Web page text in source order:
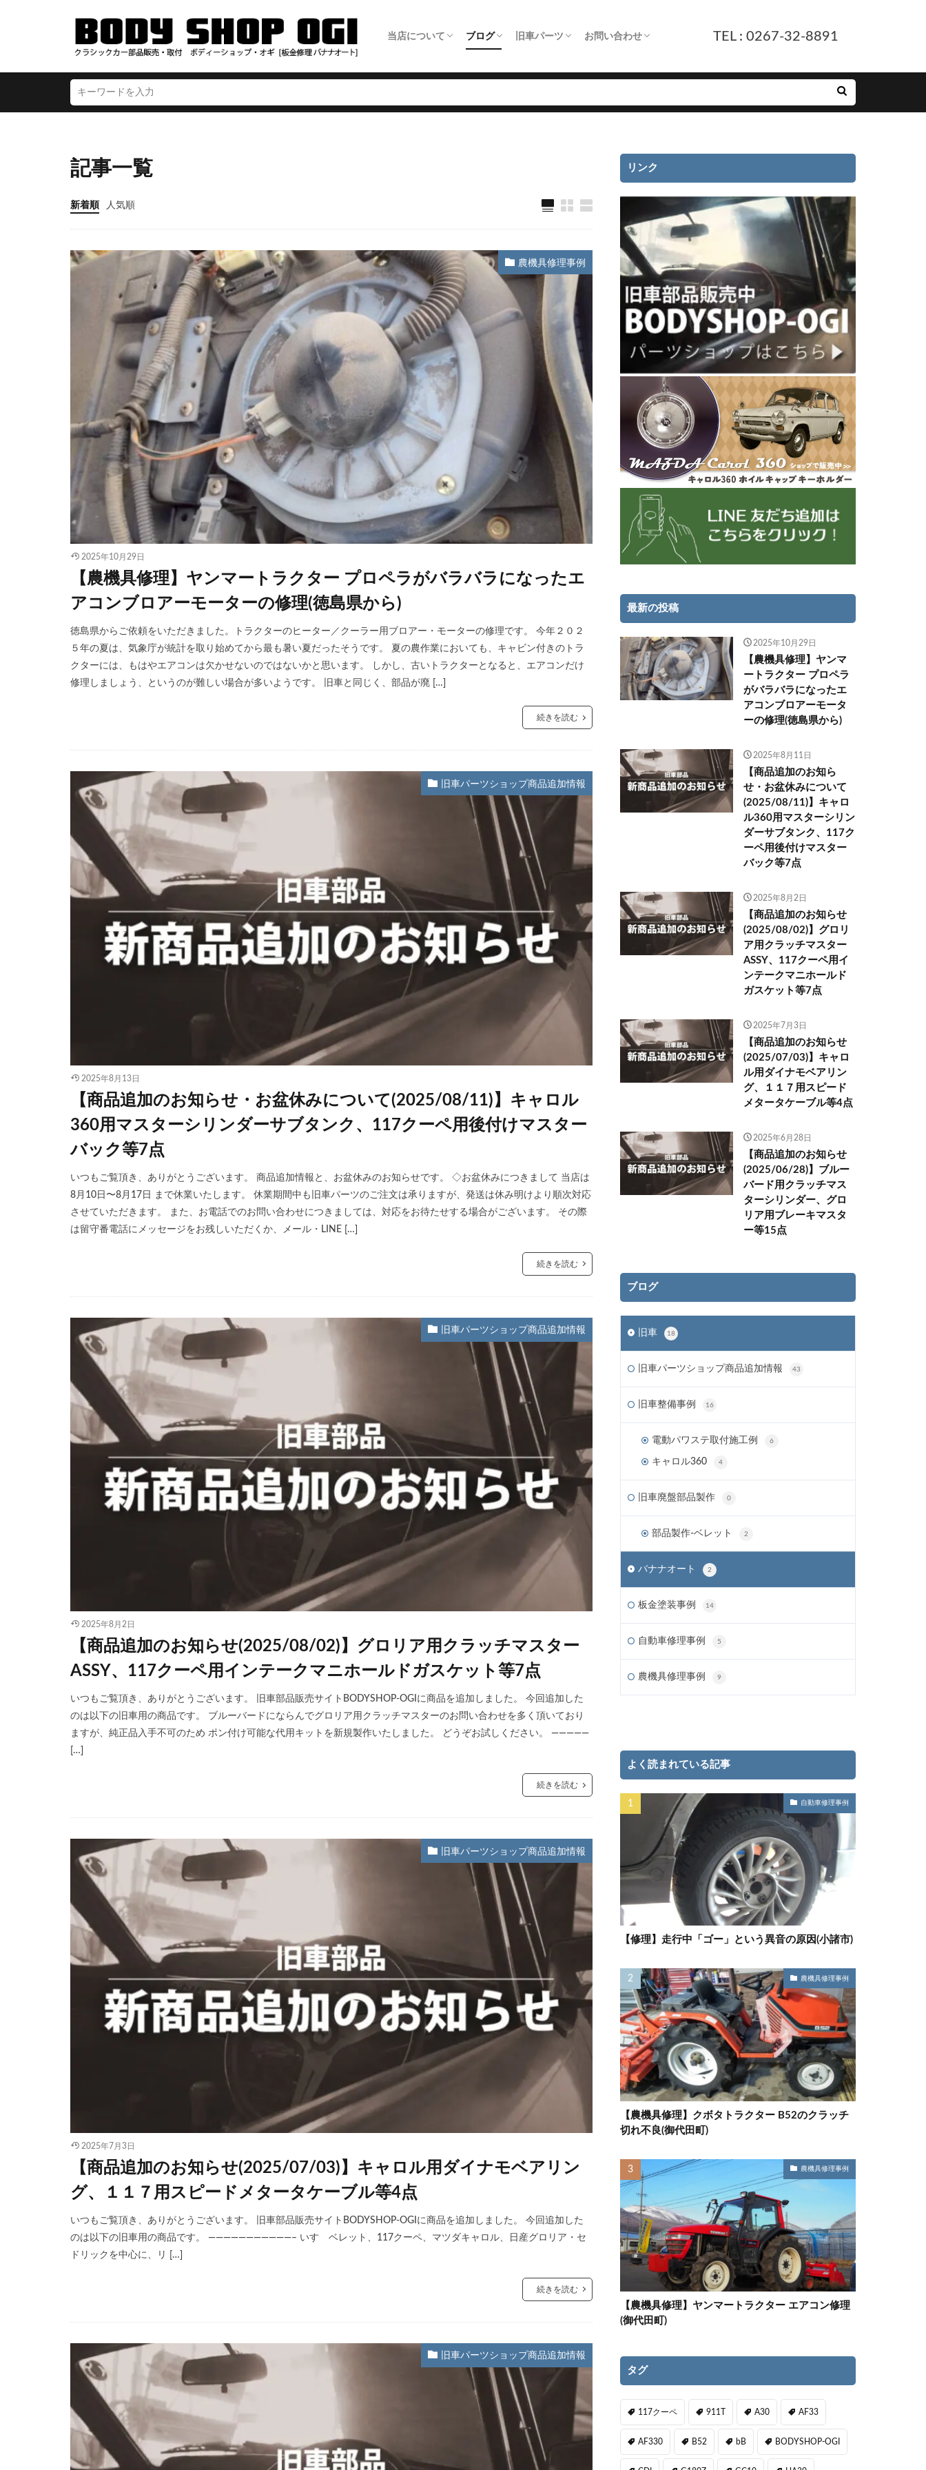
当店について ブログ 旧車パーツ お問い合わせ TEL : 0267-32-8891
記事一覧
新着順 人気順
農機具修理事例
2025年10月29日
【農機具修理】ヤンマートラクター プロペラがバラバラになったエ
アコンブロアーモーターの修理(徳島県から)
徳島県からご依頼をいただきました。トラクターのヒーター／クーラー用ブロアー・モーターの修理です。 今年２０２
５年の夏は、気象庁が統計を取り始めてから最も暑い夏だったそうです。 夏の農作業においても、キャビン付きのトラ
クターには、もはやエアコンは欠かせないのではないかと思います。 しかし、古いトラクターとなると、エアコンだけ
修理しましょう、というのが難しい場合が多いようです。 旧車と同じく、部品が廃 […]
続きを読む
旧車パーツショップ商品追加情報
2025年8月13日
【商品追加のお知らせ・お盆休みについて(2025/08/11)】キャロル
360用マスターシリンダーサブタンク、117クーペ用後付けマスター
バック等7点
いつもご覧頂き、ありがとうございます。 商品追加情報と、お盆休みのお知らせです。 ◇お盆休みにつきまして 当店は
8月10日〜8月17日 まで休業いたします。 休業期間中も旧車パーツのご注文は承りますが、発送は休み明けより順次対応
させていただきます。 また、お電話でのお問い合わせにつきましては、対応をお待たせする場合がございます。 その際
は留守番電話にメッセージをお残しいただくか、メール・LINE […]
続きを読む
旧車パーツショップ商品追加情報
2025年8月2日
【商品追加のお知らせ(2025/08/02)】グロリア用クラッチマスター
ASSY、117クーペ用インテークマニホールドガスケット等7点
いつもご覧頂き、ありがとうございます。 旧車部品販売サイトBODYSHOP-OGIに商品を追加しました。 今回追加した
のは以下の旧車用の商品です。 ブルーバードにならんでグロリア用クラッチマスターのお問い合わせを多く頂いており
ますが、純正品入手不可のため ポン付け可能な代用キットを新規製作いたしました。 どうぞお試しください。 —————
[…]
続きを読む
旧車パーツショップ商品追加情報
2025年7月3日
【商品追加のお知らせ(2025/07/03)】キャロル用ダイナモベアリン
グ、１１７用スピードメタータケーブル等4点
いつもご覧頂き、ありがとうございます。 旧車部品販売サイトBODYSHOP-OGIに商品を追加しました。 今回追加した
のは以下の旧車用の商品です。 ———————————– いすゞベレット、117クーペ、マツダキャロル、日産グロリア・セ
ドリックを中心に、リ […]
続きを読む
旧車パーツショップ商品追加情報
リンク
最新の投稿
2025年10月29日
【農機具修理】ヤンマ
ートラクター プロペラ
がバラバラになったエ
アコンブロアーモータ
ーの修理(徳島県から)
2025年8月11日
【商品追加のお知ら
せ・お盆休みについて
(2025/08/11)】キャロ
ル360用マスターシリン
ダーサブタンク、117ク
ーペ用後付けマスター
バック等7点
2025年8月2日
【商品追加のお知らせ
(2025/08/02)】グロリ
ア用クラッチマスター
ASSY、117クーペ用イ
ンテークマニホールド
ガスケット等7点
2025年7月3日
【商品追加のお知らせ
(2025/07/03)】キャロ
ル用ダイナモベアリン
グ、１１７用スピード
メタータケーブル等4点
2025年6月28日
【商品追加のお知らせ
(2025/06/28)】ブルー
バード用クラッチマス
ターシリンダー、グロ
リア用ブレーキマスタ
ー等15点
ブログ
旧車 18
旧車パーツショップ商品追加情報 43
旧車整備事例 16
電動パワステ取付施工例 6
キャロル360 4
旧車廃盤部品製作 0
部品製作-ベレット 2
バナナオート 2
板金塗装事例 14
自動車修理事例 5
農機具修理事例 9
よく読まれている記事
自動車修理事例
【修理】走行中「ゴー」という異音の原因(小諸市)
農機具修理事例
【農機具修理】クボタトラクター B52のクラッチ
切れ不良(御代田町)
農機具修理事例
【農機具修理】ヤンマートラクター エアコン修理
(御代田町)
タグ
117クーペ 911T A30 AF33
AF330 B52 bB BODYSHOP-OGI